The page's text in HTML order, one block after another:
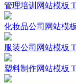
管理培训网站模板
化妆品公司网站模
服装公司网站模板
塑料制作网站模板